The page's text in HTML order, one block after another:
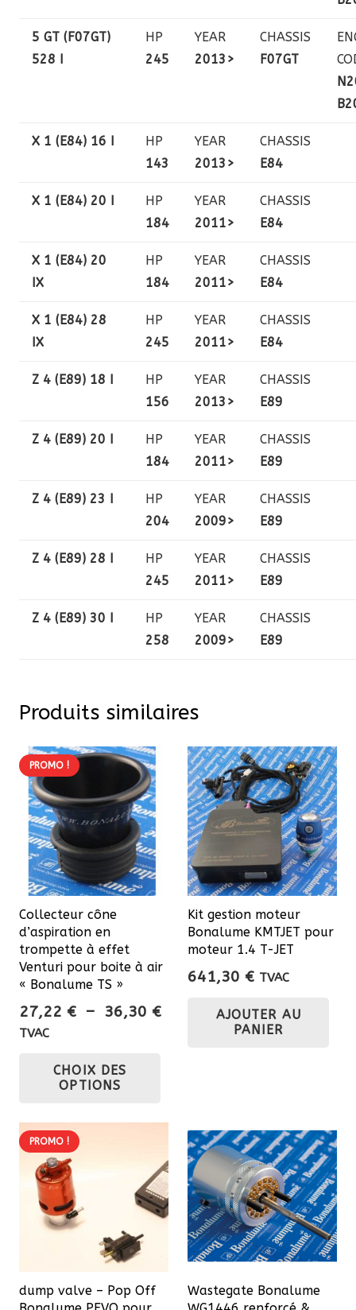
5 GT (F07GT)
528 I
HP
245
YEAR
2013>
CHASSIS
F07GT
X 1 (E84) 16 I
HP
143
YEAR
2013>
CHASSIS
E84
X 1 (E84) 20 I
HP
184
YEAR
2011>
CHASSIS
E84
X 1 (E84) 20
IX
HP
184
YEAR
2011>
CHASSIS
E84
X 1 (E84) 28
IX
HP
245
YEAR
2011>
CHASSIS
E84
Z 4 (E89) 18 I
HP
156
YEAR
2013>
CHASSIS
E89
Z 4 (E89) 20 I
HP
184
YEAR
2011>
CHASSIS
E89
Z 4 (E89) 23 I
HP
204
YEAR
2009>
CHASSIS
E89
Z 4 (E89) 28 I
HP
245
YEAR
2011>
CHASSIS
E89
Z 4 (E89) 30 I
HP
258
YEAR
2009>
CHASSIS
E89
Produits similaires
PROMO !
Collecteur cône
d’aspiration en
trompette à effet
Venturi pour boite à air
« Bonalume TS »
27,22 € – 36,30 €Plage
TVAC
CHOIX DES
OPTIONS
plusieurs
variations.
Les
options
peuvent
être
choisies
Kit gestion moteur
Bonalume KMTJET pour
moteur 1.4 T-JET
641,30 € TVAC
AJOUTER AU
PANIER
PROMO !
dump valve – Pop Off
Wastegate Bonalume